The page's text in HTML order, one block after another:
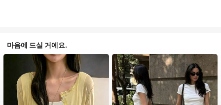
마음에 드실 거예요.